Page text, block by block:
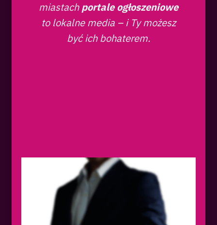
miastachportale ogłoszeniowe
to lokalne media – i Ty możesz
być ich bohaterem.